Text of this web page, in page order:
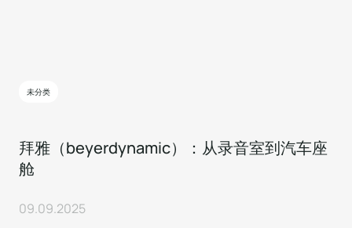
未分类
拜雅（beyerdynamic）：从录音室到汽车座
舱
09.09.2025